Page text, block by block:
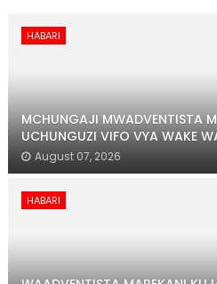
HABARI
MCHUNGAJI MWADVENTISTA
UCHUNGUZI VIFO VYA WAKE
August 07, 2026
HABARI